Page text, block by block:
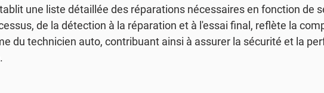
une liste détaillée des réparations nécessaires en fonction de
de la détection à la réparation et à l'essai final, reflète la
du technicien auto, contribuant ainsi à assurer la sécurité et la